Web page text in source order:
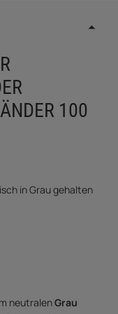
100 K
in Grau gehalten
neutralenGrau